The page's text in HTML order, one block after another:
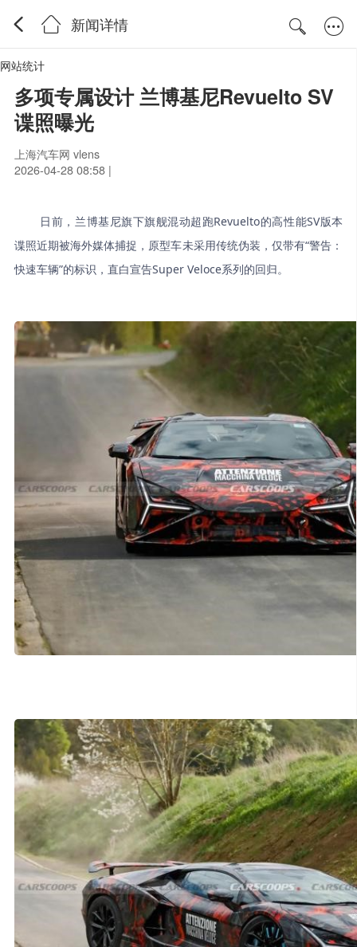
新闻详情
网站统计
多项专属设计 兰博基尼Revuelto SV
谍照曝光
上海汽车网 vlens
2026-04-28 08:58 |
日前，兰博基尼旗下旗舰混动超跑Revuelto的高性能SV版本
谍照近期被海外媒体捕捉，原型车未采用传统伪装，仅带有“警告：
快速车辆”的标识，直白宣告Super Veloce系列的回归。